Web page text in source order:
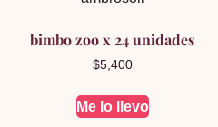
bimbo zoo x 24 unidades
$5,400
Me lo llevo